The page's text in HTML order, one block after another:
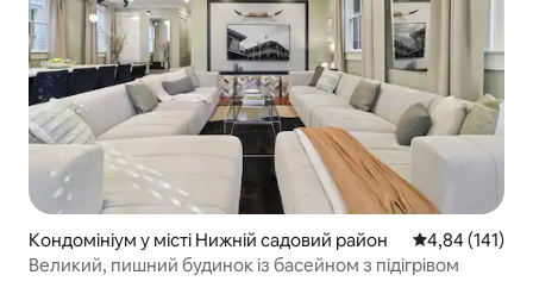
Кондомініум у місті Нижній садовий район Середня
4,84 (141)
Великий, пишний будинок із басейном з підігрівом